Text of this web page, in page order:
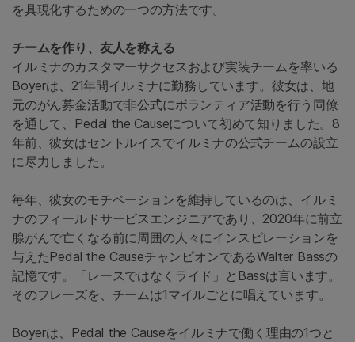
を具現化するための一つの方法です。
チームを作り、友人を称える
イルミナのカスタマーサクセスおよび実装チームを率いる
Boyerは、21年間イルミナに勤務しています。彼女は、地
元のがん募金活動で非公式にボランティア活動を行う同僚
を通して、Pedal the Causeについて初めて知りました。8
年前、彼女はセントルイスでイルミナの公式チームの設立
に尽力しました。
毎年、彼女のモチベーションを維持しているのは、イルミ
ナのフィールドサービスエンジニアであり、2020年に前立
腺がんで亡くなる前に周囲の人々にインスピレーションを
与えたPedal the CauseチャンピオンであるWalter Bassの
記憶です。「レースではなくライド」とBassは言います。
そのフレーズを、チームは1マイルごとに唱えています。
Boyerは、Pedal the Causeをイルミナで働く理由の1つと